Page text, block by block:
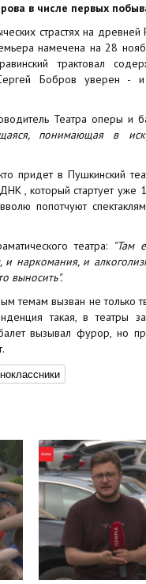
в числе первых
страстях на
намечена на 28
трактовал
Бобров уверен -
Театра оперы и
понимающая в
придет в Пушкинский
, который стартует уже
попотчуют
театра:"Там
наркомания, и
выносить".
темам вызван не только
такая, в театры
вызывал фурор, но